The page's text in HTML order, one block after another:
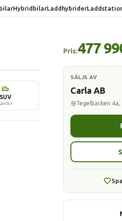
HybridbilarLaddhybrider
SUV
Pris:477
SÄLJS AV
Carla AB
Tegelbacken